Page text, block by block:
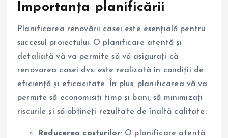
Importanța planificării
Planificarea renovării casei este esențială pentru
succesul proiectului. O planificare atentă și
detaliată vă va permite să vă asigurați că
renovarea casei dvs. este realizată în condiții de
eficiență și eficacitate. În plus, planificarea vă va
permite să economisiți timp și bani, să minimizați
riscurile și să obțineți rezultate de înaltă calitate.
Reducerea costurilor: O planificare atentă